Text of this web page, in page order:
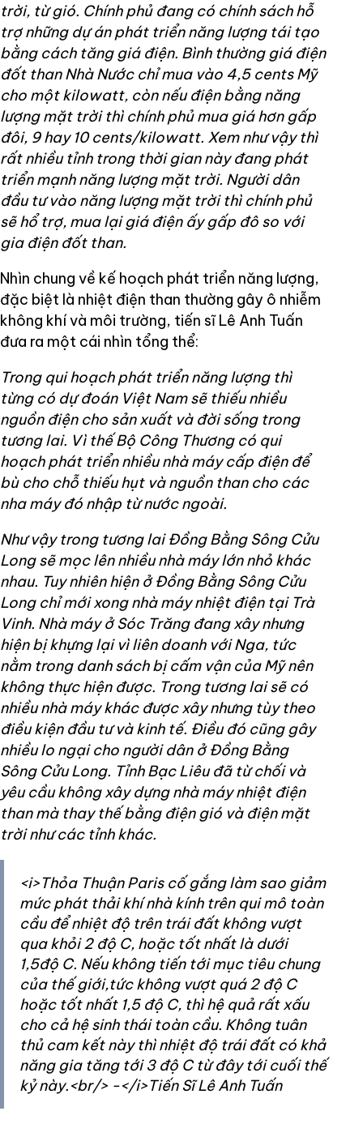
trời, từ gió. Chính phủ đang có chính sách hỗ
trợ những dự án phát triển năng lượng tái tạo
bằng cách tăng giá điện. Bình thường giá điện
đốt than Nhà Nước chỉ mua vào 4,5 cents Mỹ
cho một kilowatt, còn nếu điện bằng năng
lượng mặt trời thì chính phủ mua giá hơn gấp
đôi, 9 hay 10 cents/kilowatt. Xem như vậy thì
rất nhiều tỉnh trong thời gian này đang phát
triển mạnh năng lượng mặt trời. Người dân
đầu tư vào năng lượng mặt trời thì chính phủ
sẽ hổ trợ, mua lại giá điện ấy gấp đô so với
gia điện đốt than.
Nhìn chung về kế hoạch phát triển năng lượng,
đặc biệt là nhiệt điện than thường gây ô nhiễm
không khí và môi trường, tiến sĩ Lê Anh Tuấn
đưa ra một cái nhìn tổng thể:
Trong qui hoạch phát triển năng lượng thì
từng có dự đoán Việt Nam sẽ thiếu nhiều
nguồn điện cho sản xuất và đời sống trong
tương lai. Vì thế Bộ Công Thương có qui
hoạch phát triển nhiều nhà máy cấp điện để
bù cho chỗ thiếu hụt và nguồn than cho các
nha máy đó nhập từ nước ngoài.
Như vậy trong tương lai Đồng Bằng Sông Cửu
Long sẽ mọc lên nhiều nhà máy lớn nhỏ khác
nhau. Tuy nhiên hiện ở Đồng Bằng Sông Cửu
Long chỉ mới xong nhà máy nhiệt điện tại Trà
Vinh. Nhà máy ở Sóc Trăng đang xây nhưng
hiện bị khựng lại vì liên doanh với Nga, tức
nằm trong danh sách bị cấm vận của Mỹ nên
không thực hiện được. Trong tương lai sẽ có
nhiều nhà máy khác được xây nhưng tùy theo
điều kiện đầu tư và kinh tế. Điều đó cũng gây
nhiều lo ngại cho người dân ở Đồng Bằng
Sông Cửu Long. Tỉnh Bạc Liêu đã từ chối và
yêu cầu không xây dựng nhà máy nhiệt điện
than mà thay thế bằng điện gió và điện mặt
trời như các tỉnh khác.
<i>Thỏa Thuận Paris cố gắng làm sao giảm
mức phát thải khí nhà kính trên qui mô toàn
cầu để nhiệt độ trên trái đất không vượt
qua khỏi 2 độ C, hoặc tốt nhất là dưới
1,5độ C. Nếu không tiến tới mục tiêu chung
của thế giới,tức không vượt quá 2 độ C
hoặc tốt nhất 1,5 độ C, thì hệ quả rất xấu
cho cả hệ sinh thái toàn cầu. Không tuân
thủ cam kết này thì nhiệt độ trái đất có khả
năng gia tăng tới 3 độ C từ đây tới cuối thế
kỷ này.<br/> -</i>Tiến Sĩ Lê Anh Tuấn